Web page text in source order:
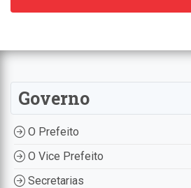
Governo
O Prefeito
O Vice Prefeito
Secretarias